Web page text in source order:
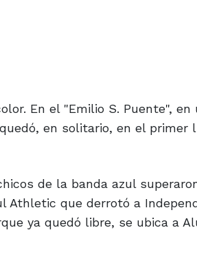
En el "Emilio S. Puente", en
en solitario, en el primer
de la banda azul
Athletic que derrotó a
ya quedó libre, se ubica a